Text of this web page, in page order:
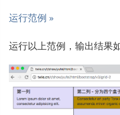
运行范例 »
运行以上范例，输出结果